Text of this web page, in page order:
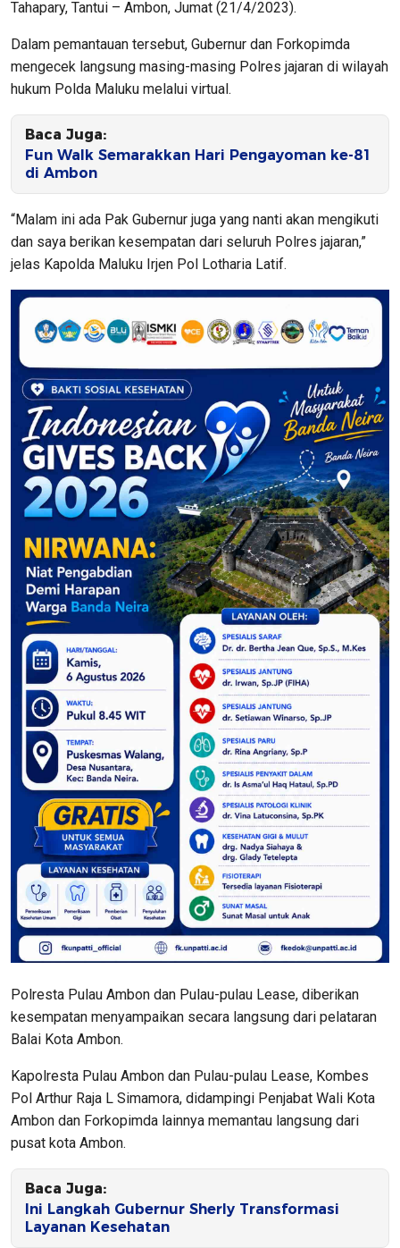
Tahapary, Tantui – Ambon, Jumat (21/4/2023).
Dalam pemantauan tersebut, Gubernur dan Forkopimda
mengecek langsung masing-masing Polres jajaran di wilayah
hukum Polda Maluku melalui virtual.
Baca Juga:
Fun Walk Semarakkan Hari Pengayoman ke-81
di Ambon
“Malam ini ada Pak Gubernur juga yang nanti akan mengikuti
dan saya berikan kesempatan dari seluruh Polres jajaran,”
jelas Kapolda Maluku Irjen Pol Lotharia Latif.
Polresta Pulau Ambon dan Pulau-pulau Lease, diberikan
kesempatan menyampaikan secara langsung dari pelataran
Balai Kota Ambon.
Kapolresta Pulau Ambon dan Pulau-pulau Lease, Kombes
Pol Arthur Raja L Simamora, didampingi Penjabat Wali Kota
Ambon dan Forkopimda lainnya memantau langsung dari
pusat kota Ambon.
Baca Juga:
Ini Langkah Gubernur Sherly Transformasi
Layanan Kesehatan